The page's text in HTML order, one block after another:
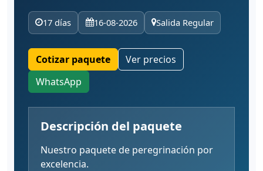
17 días 16-08-2026 Salida Regular
Cotizar paquete
Ver precios
WhatsApp
Descripción del paquete
Nuestro paquete de peregrinación por
excelencia.